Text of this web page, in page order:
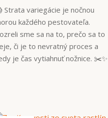
Strata variegácie je nočnou
každého pestovateľa.
sme sa na to, prečo sa to
či je to nevratný proces a
je čas vytiahnuť nožnice. ✂️✨